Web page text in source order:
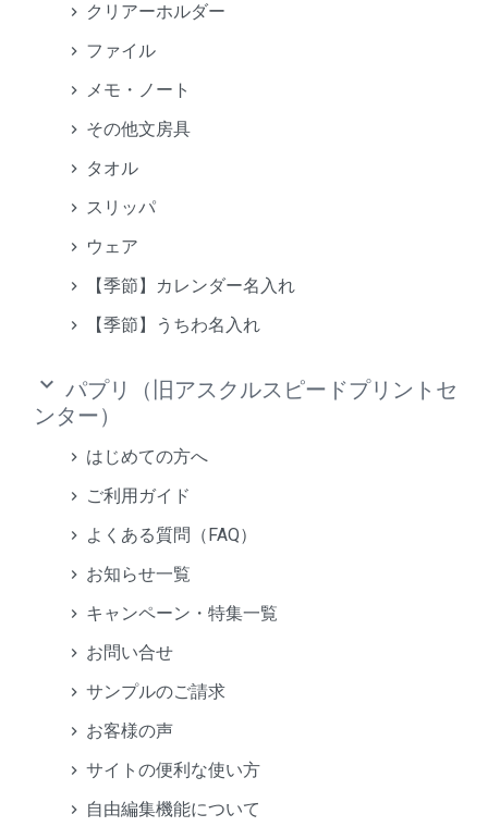
クリアーホルダー
ファイル
メモ・ノート
その他文房具
タオル
スリッパ
ウェア
【季節】カレンダー名入れ
【季節】うちわ名入れ
keyboard_arrow_down パプリ（旧アスクルスピードプリントセ
ンター）
はじめての方へ
ご利用ガイド
よくある質問（FAQ）
お知らせ一覧
キャンペーン・特集一覧
お問い合せ
サンプルのご請求
お客様の声
サイトの便利な使い方
自由編集機能について